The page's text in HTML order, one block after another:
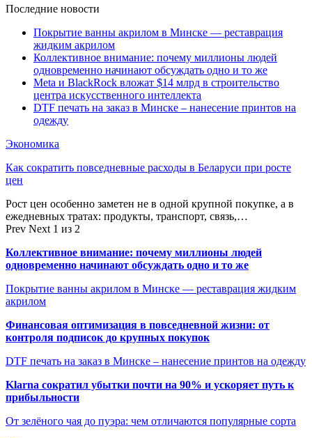
Последние новости
Покрытие ванны акрилом в Минске — реставрация
жидким акрилом
Коллективное внимание: почему миллионы людей
одновременно начинают обсуждать одно и то же
Meta и BlackRock вложат $14 млрд в строительство
центра искусственного интеллекта
DTF печать на заказ в Минске – нанесение принтов на
одежду
Экономика
Как сократить повседневные расходы в Беларуси при росте
цен
Рост цен особенно заметен не в одной крупной покупке, а в
ежедневных тратах: продукты, транспорт, связь,…
Prev Next 1 из 2
Коллективное внимание: почему миллионы людей
одновременно начинают обсуждать одно и то же
Покрытие ванны акрилом в Минске — реставрация жидким
акрилом
Финансовая оптимизация в повседневной жизни: от
контроля подписок до крупных покупок
DTF печать на заказ в Минске – нанесение принтов на одежду
Klarna сократил убытки почти на 90% и ускоряет путь к
прибыльности
От зелёного чая до пуэра: чем отличаются популярные сорта